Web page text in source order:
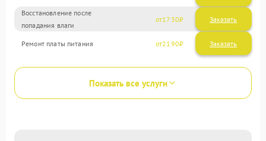
Восстановление после
попадания влаги
1730
Ремонт платы питания 2190
Показать все услуги